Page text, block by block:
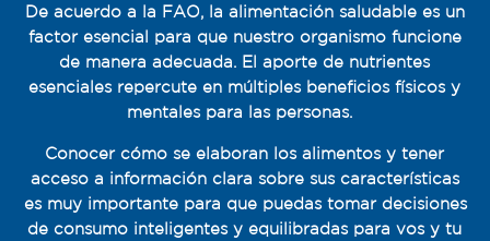
De acuerdo a la FAO, la alimentación saludable es un
factor esencial para que nuestro organismo funcione
de manera adecuada. El aporte de nutrientes
esenciales repercute en múltiples beneficios físicos y
mentales para las personas.
Conocer cómo se elaboran los alimentos y tener
acceso a información clara sobre sus características
es muy importante para que puedas tomar decisiones
de consumo inteligentes y equilibradas para vos y tu